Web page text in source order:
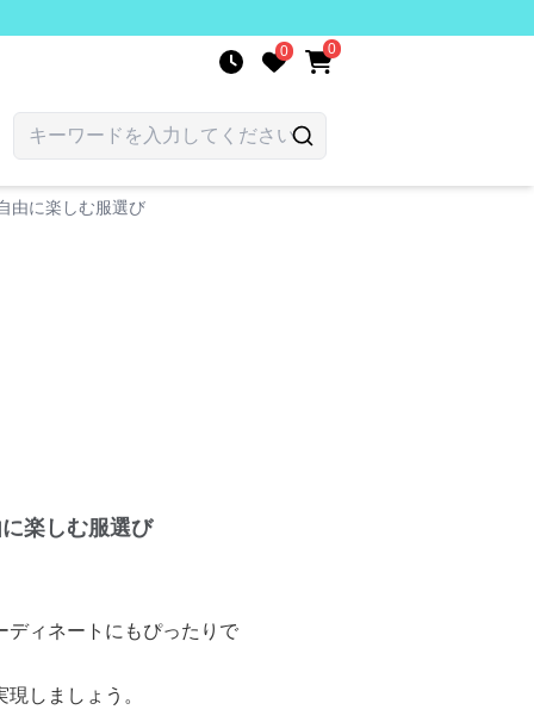
0 0
由に楽しむ服選び
楽しむ服選び
ィネートにもぴったりで
しましょう。